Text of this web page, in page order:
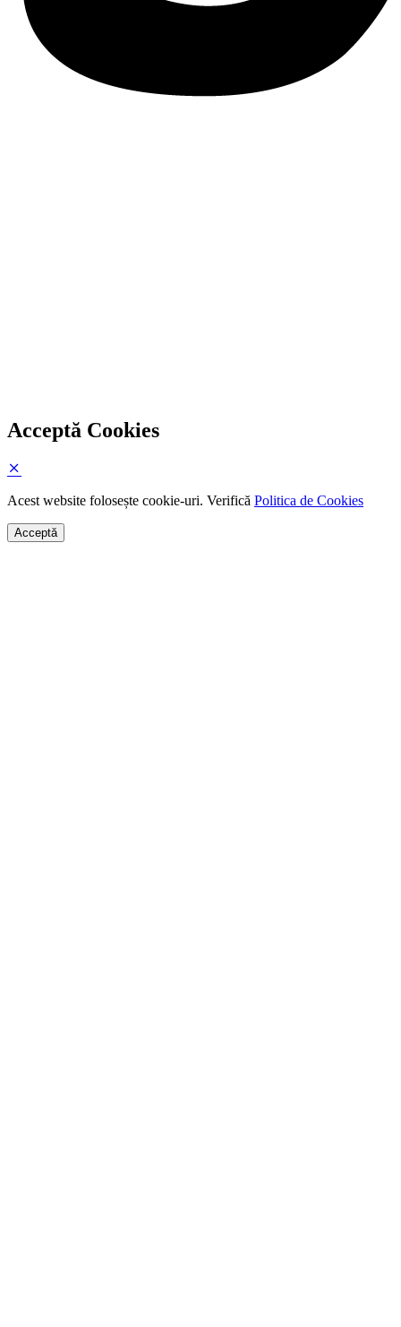
Acceptă Cookies
Acest website folosește cookie-uri. Verifică Politica de Cookies
Acceptă